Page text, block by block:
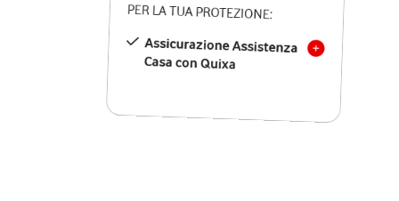
PER LA TUA PROTEZIONE:
Assicurazione Assistenza
Casa con Quixa